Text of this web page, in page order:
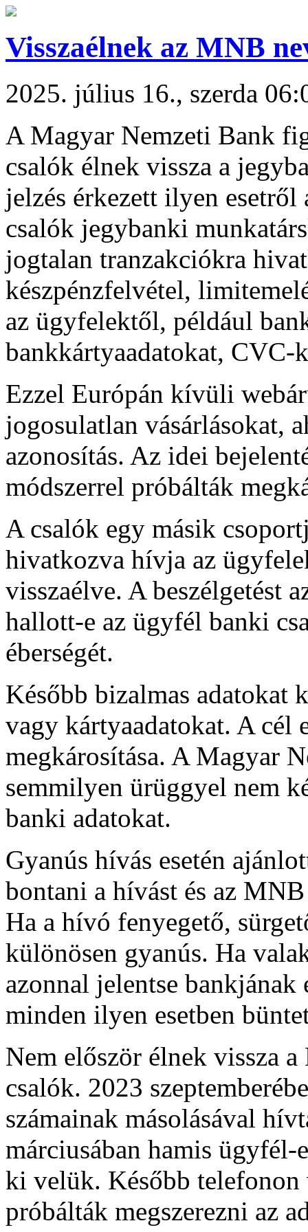
Visszaélnek az MNB
2025. július 16., szerda
A Magyar Nemzeti Bank
csalók élnek vissza a
jelzés érkezett ilyen
csalók jegybanki
jogtalan tranzakciókra
készpénzfelvétel,
az ügyfelektől, például
bankkártyaadatokat, CVC-
Ezzel Európán kívüli
jogosulatlan vásárlásokat,
azonosítás. Az idei
módszerrel próbálták
A csalók egy másik
hivatkozva hívja az
visszaélve. A beszélgetést
hallott-e az ügyfél banki
éberségét.
Később bizalmas adatokat
vagy kártyaadatokat. A cél
megkárosítása. A Magyar
semmilyen ürüggyel nem
banki adatokat.
Gyanús hívás esetén
bontani a hívást és az
Ha a hívó fenyegető,
különösen gyanús. Ha
azonnal jelentse
minden ilyen esetben
Nem először élnek vissza
csalók. 2023
számainak másolásával
márciusában hamis
ki velük. Később
próbálták megszerezni az